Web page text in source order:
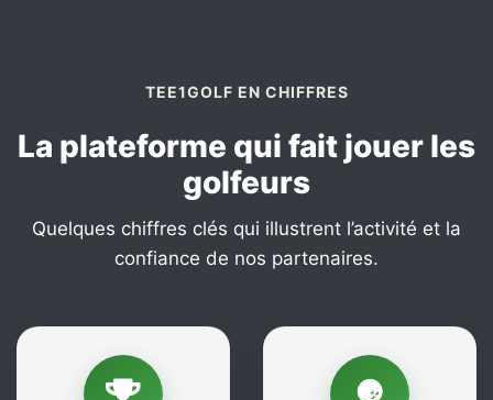
TEE1GOLF EN CHIFFRES
La plateforme qui fait jouer les
golfeurs
Quelques chiffres clés qui illustrent l’activité et la
confiance de nos partenaires.